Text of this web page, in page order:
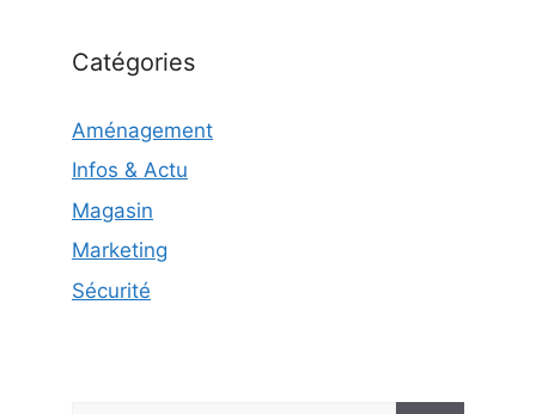
Catégories
Aménagement
Infos & Actu
Magasin
Marketing
Sécurité